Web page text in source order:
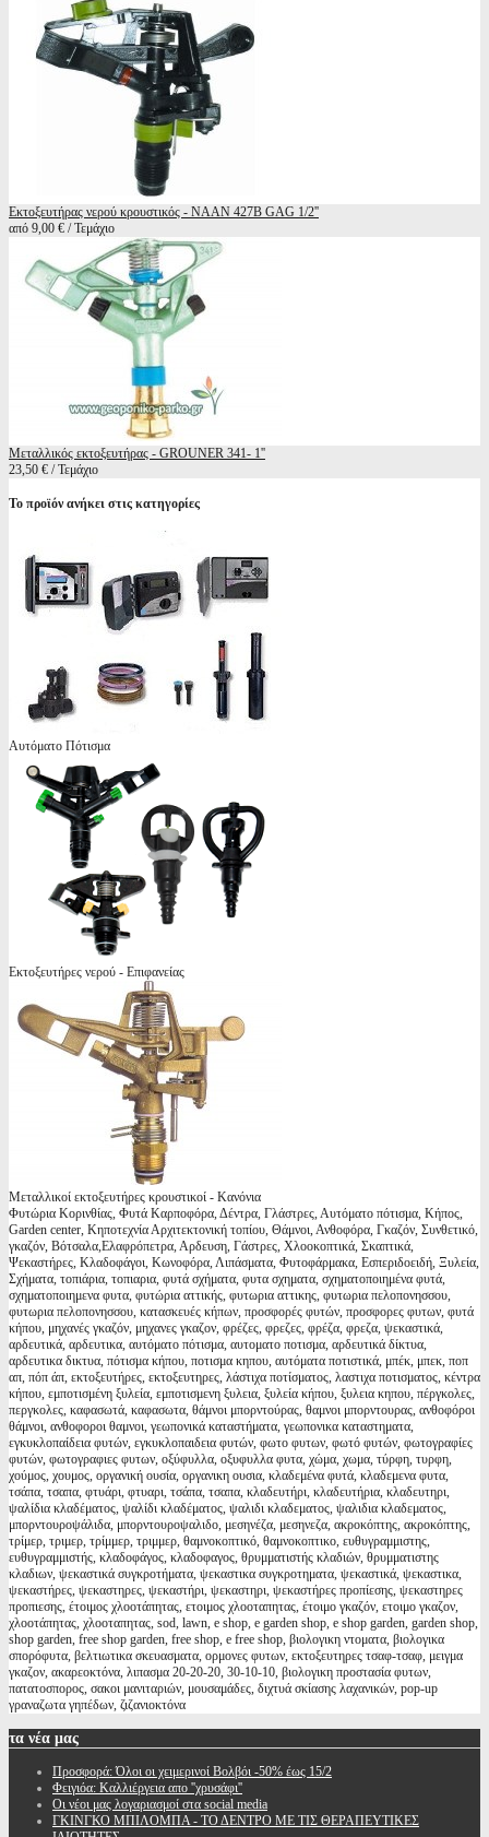
Εκτοξευτήρας νερού κρουστικός - NAAN 427B GAG 1/2''
από 9,00 € / Τεμάχιο
Μεταλλικός εκτοξευτήρας - GROUNER 341- 1''
23,50 € / Τεμάχιο
Το προϊόν ανήκει στις κατηγορίες
Αυτόματο Πότισμα
Εκτοξευτήρες νερού - Επιφανείας
Μεταλλικοί εκτοξευτήρες κρουστικοί - Κανόνια
Φυτώρια Κορινθίας, Φυτά Καρποφόρα, Δέντρα, Γλάστρες, Αυτόματο πότισμα, Κήπος,
Garden center, Κηποτεχνία Αρχιτεκτονική τοπίου, Θάμνοι, Ανθοφόρα, Γκαζόν, Συνθετικό,
γκαζόν, Βότσαλα,Ελαφρόπετρα, Αρδευση, Γάστρες, Χλοοκοπτικά, Σκαπτικά,
Ψεκαστήρες, Κλαδοφάγοι, Κωνοφόρα, Λιπάσματα, Φυτοφάρμακα, Εσπεριδοειδή, Ξυλεία,
Σχήματα, τοπιάρια, τοπιαρια, φυτά σχήματα, φυτα σχηματα, σχηματοποιημένα φυτά,
σχηματοποιημενα φυτα, φυτώρια αττικής, φυτωρια αττικης, φυτωρια πελοπονησσου,
φυτωρια πελοπονησσου, κατασκευές κήπων, προσφορές φυτών, προσφορες φυτων, φυτά
κήπου, μηχανές γκαζόν, μηχανες γκαζον, φρέζες, φρεζες, φρέζα, φρεζα, ψεκαστικά,
αρδευτικά, αρδευτικα, αυτόματο πότισμα, αυτοματο ποτισμα, αρδευτικά δίκτυα,
αρδευτικα δικτυα, πότισμα κήπου, ποτισμα κηπου, αυτόματα ποτιστικά, μπέκ, μπεκ, ποπ
απ, πόπ άπ, εκτοξευτήρες, εκτοξευτηρες, λάστιχα ποτίσματος, λαστιχα ποτισματος, κέντρα
κήπου, εμποτισμένη ξυλεία, εμποτισμενη ξυλεια, ξυλεία κήπου, ξυλεια κηπου, πέργκολες,
περγκολες, καφασωτά, καφασωτα, θάμνοι μπορντούρας, θαμνοι μπορντουρας, ανθοφόροι
θάμνοι, ανθοφοροι θαμνοι, γεωπονικά καταστήματα, γεωπονικα καταστηματα,
εγκυκλοπαίδεια φυτών, εγκυκλοπαιδεια φυτών, φωτο φυτων, φωτό φυτών, φωτογραφίες
φυτών, φωτογραφιες φυτων, οξύφυλλα, οξυφυλλα φυτα, χώμα, χωμα, τύρφη, τυρφη,
χούμος, χουμος, οργανική ουσία, οργανικη ουσια, κλαδεμένα φυτά, κλαδεμενα φυτα,
τσάπα, τσαπα, φτυάρι, φτυαρι, τσάπα, τσαπα, κλαδευτήρι, κλαδευτήρια, κλαδευτηρι,
ψαλίδια κλαδέματος, ψαλίδι κλαδέματος, ψαλιδι κλαδεματος, ψαλιδια κλαδεματος,
μπορντουροψάλιδα, μπορντουροψαλιδο, μεσηνέζα, μεσηνεζα, ακροκόπτης, ακροκόπτης,
τρίμερ, τριμερ, τρίμμερ, τριμμερ, θαμνοκοπτικό, θαμνοκοπτικο, ευθυγραμμιστης,
ευθυγραμμιστής, κλαδοφάγος, κλαδοφαγος, θρυμματιστής κλαδιών, θρυμματιστης
κλαδιων, ψεκαστικά συγκροτήματα, ψεκαστικα συγκροτηματα, ψεκαστικά, ψεκαστικα,
ψεκαστήρες, ψεκαστηρες, ψεκαστήρι, ψεκαστηρι, ψεκαστήρες προπίεσης, ψεκαστηρες
προπιεσης, έτοιμος χλοοτάπητας, ετοιμος χλοοταπητας, έτοιμο γκαζόν, ετοιμο γκαζον,
χλοοτάπητας, χλοοταπητας, sod, lawn, e shop, e garden shop, e shop garden, garden shop,
shop garden, free shop garden, free shop, e free shop, βιολογικη ντοματα, βιολογικα
σπορόφυτα, βελτιωτικα σκευασματα, ορμονες φυτων, εκτοξευτηρες τσαφ-τσαφ, μειγμα
γκαζον, ακαρεοκτόνα, λιπασμα 20-20-20, 30-10-10, βιολογικη προστασία φυτων,
πατατοσπορος, σακοι μανιταριών, μουσαμάδες, διχτυά σκίασης λαχανικών, pop-up
γραναζωτα γηπέδων, ζιζανιοκτόνα
τα νέα μας
Προσφορά: Όλοι οι χειμερινοί Βολβόι -50% έως 15/2
Φειγιόα: Καλλιέργεια απο ''χρυσάφι''
Oι νέοι μας λογαριασμοί στα social media
ΓΚΙΝΓΚΟ ΜΠΙΛΟΜΠΑ - ΤΟ ΔΕΝΤΡΟ ΜΕ ΤΙΣ ΘΕΡΑΠΕΥΤΙΚΕΣ